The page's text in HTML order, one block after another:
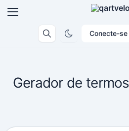
Conecte-se
Gerador de